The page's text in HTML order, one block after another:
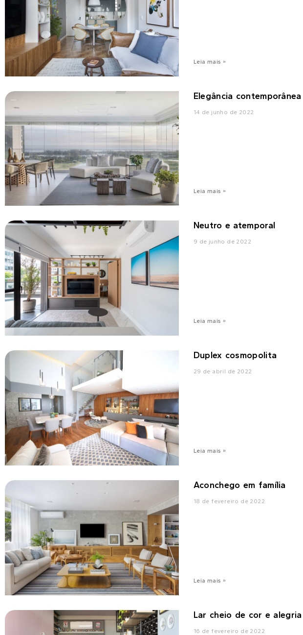
Leia mais »
Elegância contemporânea
14 de junho de 2022
Leia mais »
Neutro e atemporal
9 de junho de 2022
Leia mais »
Duplex cosmopolita
29 de abril de 2022
Leia mais »
Aconchego em família
18 de fevereiro de 2022
Leia mais »
Lar cheio de cor e alegria
16 de fevereiro de 2022